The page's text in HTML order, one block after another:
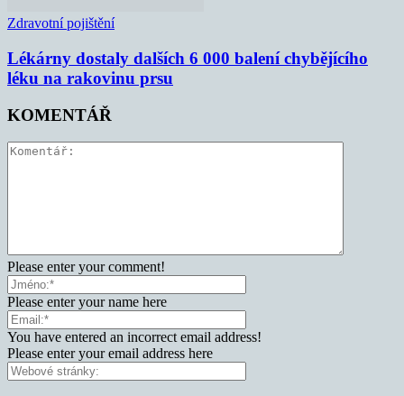
Zdravotní pojištění
Lékárny dostaly dalších 6 000 balení chybějícího
léku na rakovinu prsu
KOMENTÁŘ
Please enter your comment!
Please enter your name here
You have entered an incorrect email address!
Please enter your email address here